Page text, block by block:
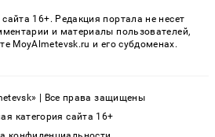
16+. Редакция портала не несет
и материалы пользователей,
MoyAlmetevsk.ru и его субдоменах.
| Все права защищены
категория сайта 16+